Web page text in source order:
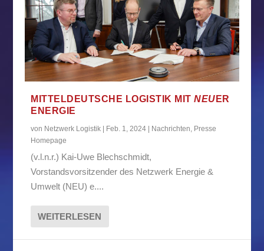
MITTELDEUTSCHE LOGISTIK MITNEU ER
ENERGIE
von Netzwerk Logistik | Feb. 1, 2024 | Nachrichten Presse
Homepage
(v.l.n.r.) Kai-Uwe Blechschmidt,
Vorstandsvorsitzender des Netzwerk Energie &
Umwelt (NEU) e....
WEITERLESEN